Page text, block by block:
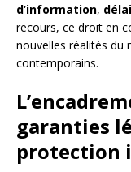
d’information,
recours, ce droit en
nouvelles réalités du
contemporains.
garanties
protection